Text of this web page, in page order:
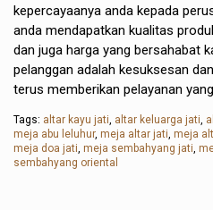
kepercayaanya anda kepada
anda mendapatkan kualitas
dan juga harga yang bersahabat
pelanggan adalah kesuksesan
terus memberikan pelayanan
Tags: altar kayu jati, altar keluarga jati,
meja abu leluhur, meja altar jati, meja
meja doa jati, meja sembahyang jati,
sembahyang oriental